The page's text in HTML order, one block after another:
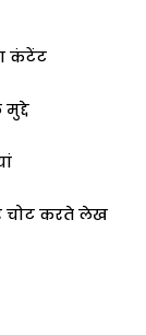
कंटेंट
चोट करते लेख